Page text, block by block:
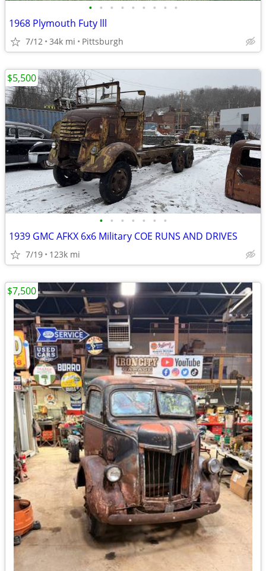
• • • • • • • • •
1968 Plymouth Futy lll
7/12 34k mi Pittsburgh
• • • • • • •
1939 GMC AFKX 6x6 Military COE RUNS AND DRIVES
7/19 123k mi
$5,500
$7,500